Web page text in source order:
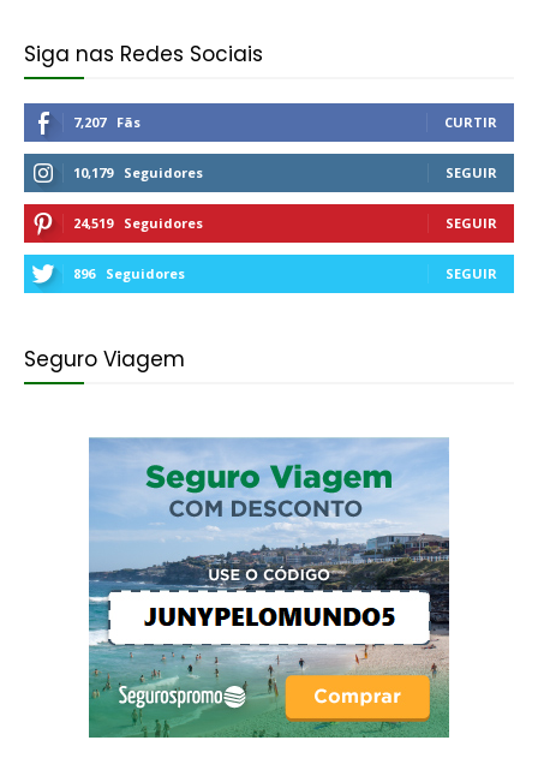
Siga nas Redes Sociais
7,207 Fãs CURTIR
10,179 Seguidores SEGUIR
24,519 Seguidores SEGUIR
896 Seguidores SEGUIR
Seguro Viagem